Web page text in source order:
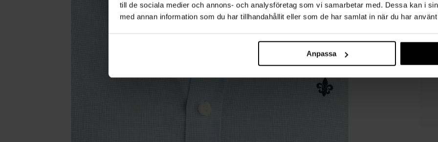
till de sociala medier och annons- och analysföretag som vi samarbetar med. Dessa kan i
med annan information som du har tillhandahållit eller som de har samlat in när du har
Anpassa